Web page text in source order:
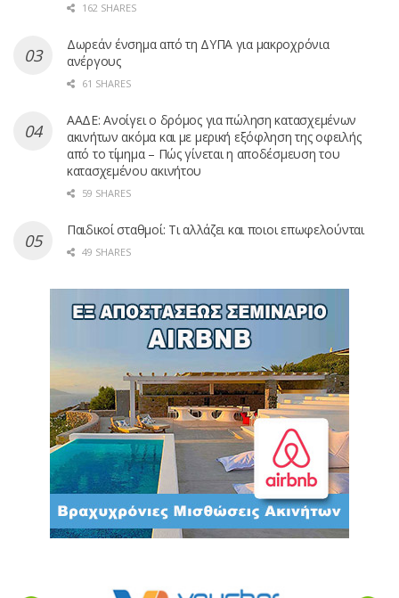
162 SHARES
Δωρεάν ένσημα από τη ΔΥΠΑ για μακροχρόνια
ανέργους
61 SHARES
ΑΑΔΕ: Ανοίγει ο δρόμος για πώληση κατασχεμένων
ακινήτων ακόμα και με μερική εξόφληση της οφειλής
από το τίμημα – Πώς γίνεται η αποδέσμευση του
κατασχεμένου ακινήτου
59 SHARES
Παιδικοί σταθμοί: Τι αλλάζει και ποιοι επωφελούνται
49 SHARES